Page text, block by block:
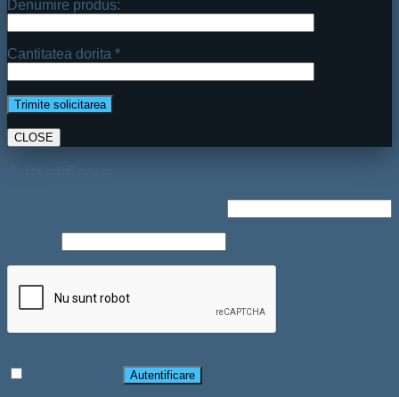
Denumire produs:
Cantitatea dorita *
CLOSE
Autentificare